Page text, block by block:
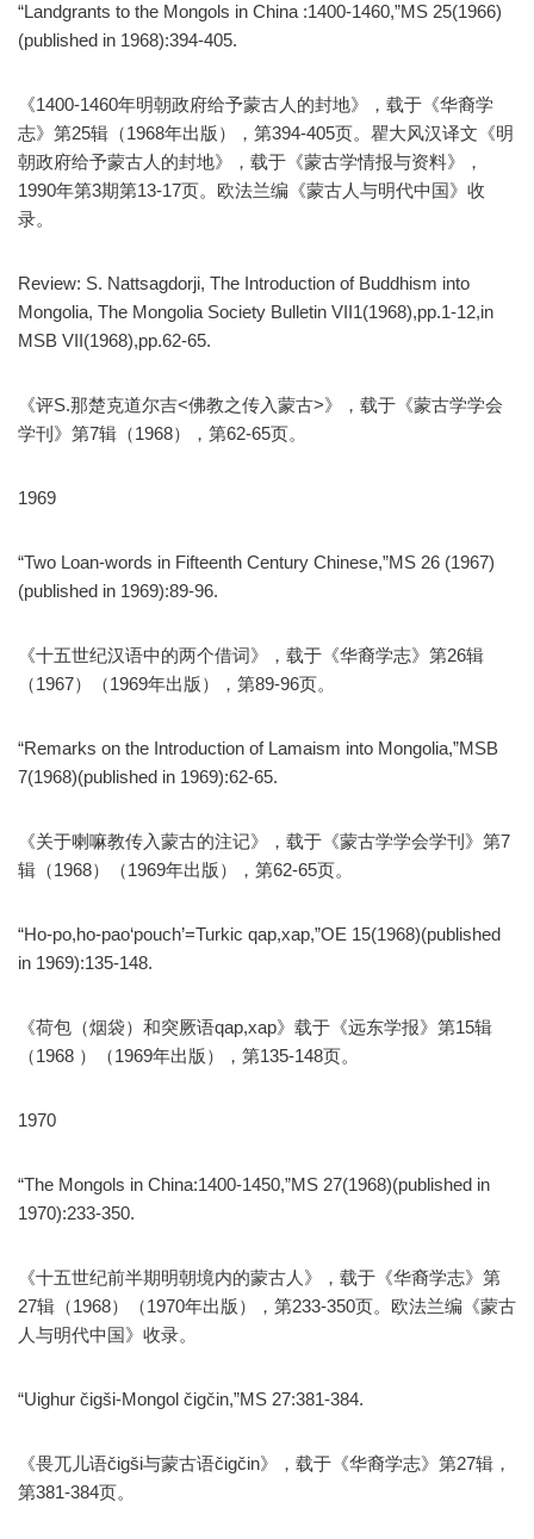
“Landgrants to the Mongols in China :1400-1460,”MS 25(1966)
(published in 1968):394-405.
《1400-1460年明朝政府给予蒙古人的封地》，载于《华裔学
志》第25辑（1968年出版），第394-405页。瞿大风汉译文《明
朝政府给予蒙古人的封地》，载于《蒙古学情报与资料》，
1990年第3期第13-17页。欧法兰编《蒙古人与明代中国》收
录。
Review: S. Nattsagdorji, The Introduction of Buddhism into
Mongolia, The Mongolia Society Bulletin VII1(1968),pp.1-12,in
MSB VII(1968),pp.62-65.
《评S.那楚克道尔吉<佛教之传入蒙古>》，载于《蒙古学学会
学刊》第7辑（1968），第62-65页。
1969
“Two Loan-words in Fifteenth Century Chinese,”MS 26 (1967)
(published in 1969):89-96.
《十五世纪汉语中的两个借词》，载于《华裔学志》第26辑
（1967）（1969年出版），第89-96页。
“Remarks on the Introduction of Lamaism into Mongolia,”MSB
7(1968)(published in 1969):62-65.
《关于喇嘛教传入蒙古的注记》，载于《蒙古学学会学刊》第7
辑（1968）（1969年出版），第62-65页。
“Ho-po,ho-pao‘pouch’=Turkic qap,xap,”OE 15(1968)(published
in 1969):135-148.
《荷包（烟袋）和突厥语qap,xap》载于《远东学报》第15辑
（1968 ）（1969年出版），第135-148页。
1970
“The Mongols in China:1400-1450,”MS 27(1968)(published in
1970):233-350.
《十五世纪前半期明朝境内的蒙古人》，载于《华裔学志》第
27辑（1968）（1970年出版），第233-350页。欧法兰编《蒙古
人与明代中国》收录。
“Uighur čigši-Mongol čigčin,”MS 27:381-384.
《畏兀儿语čigši与蒙古语čigčin》，载于《华裔学志》第27辑，
第381-384页。